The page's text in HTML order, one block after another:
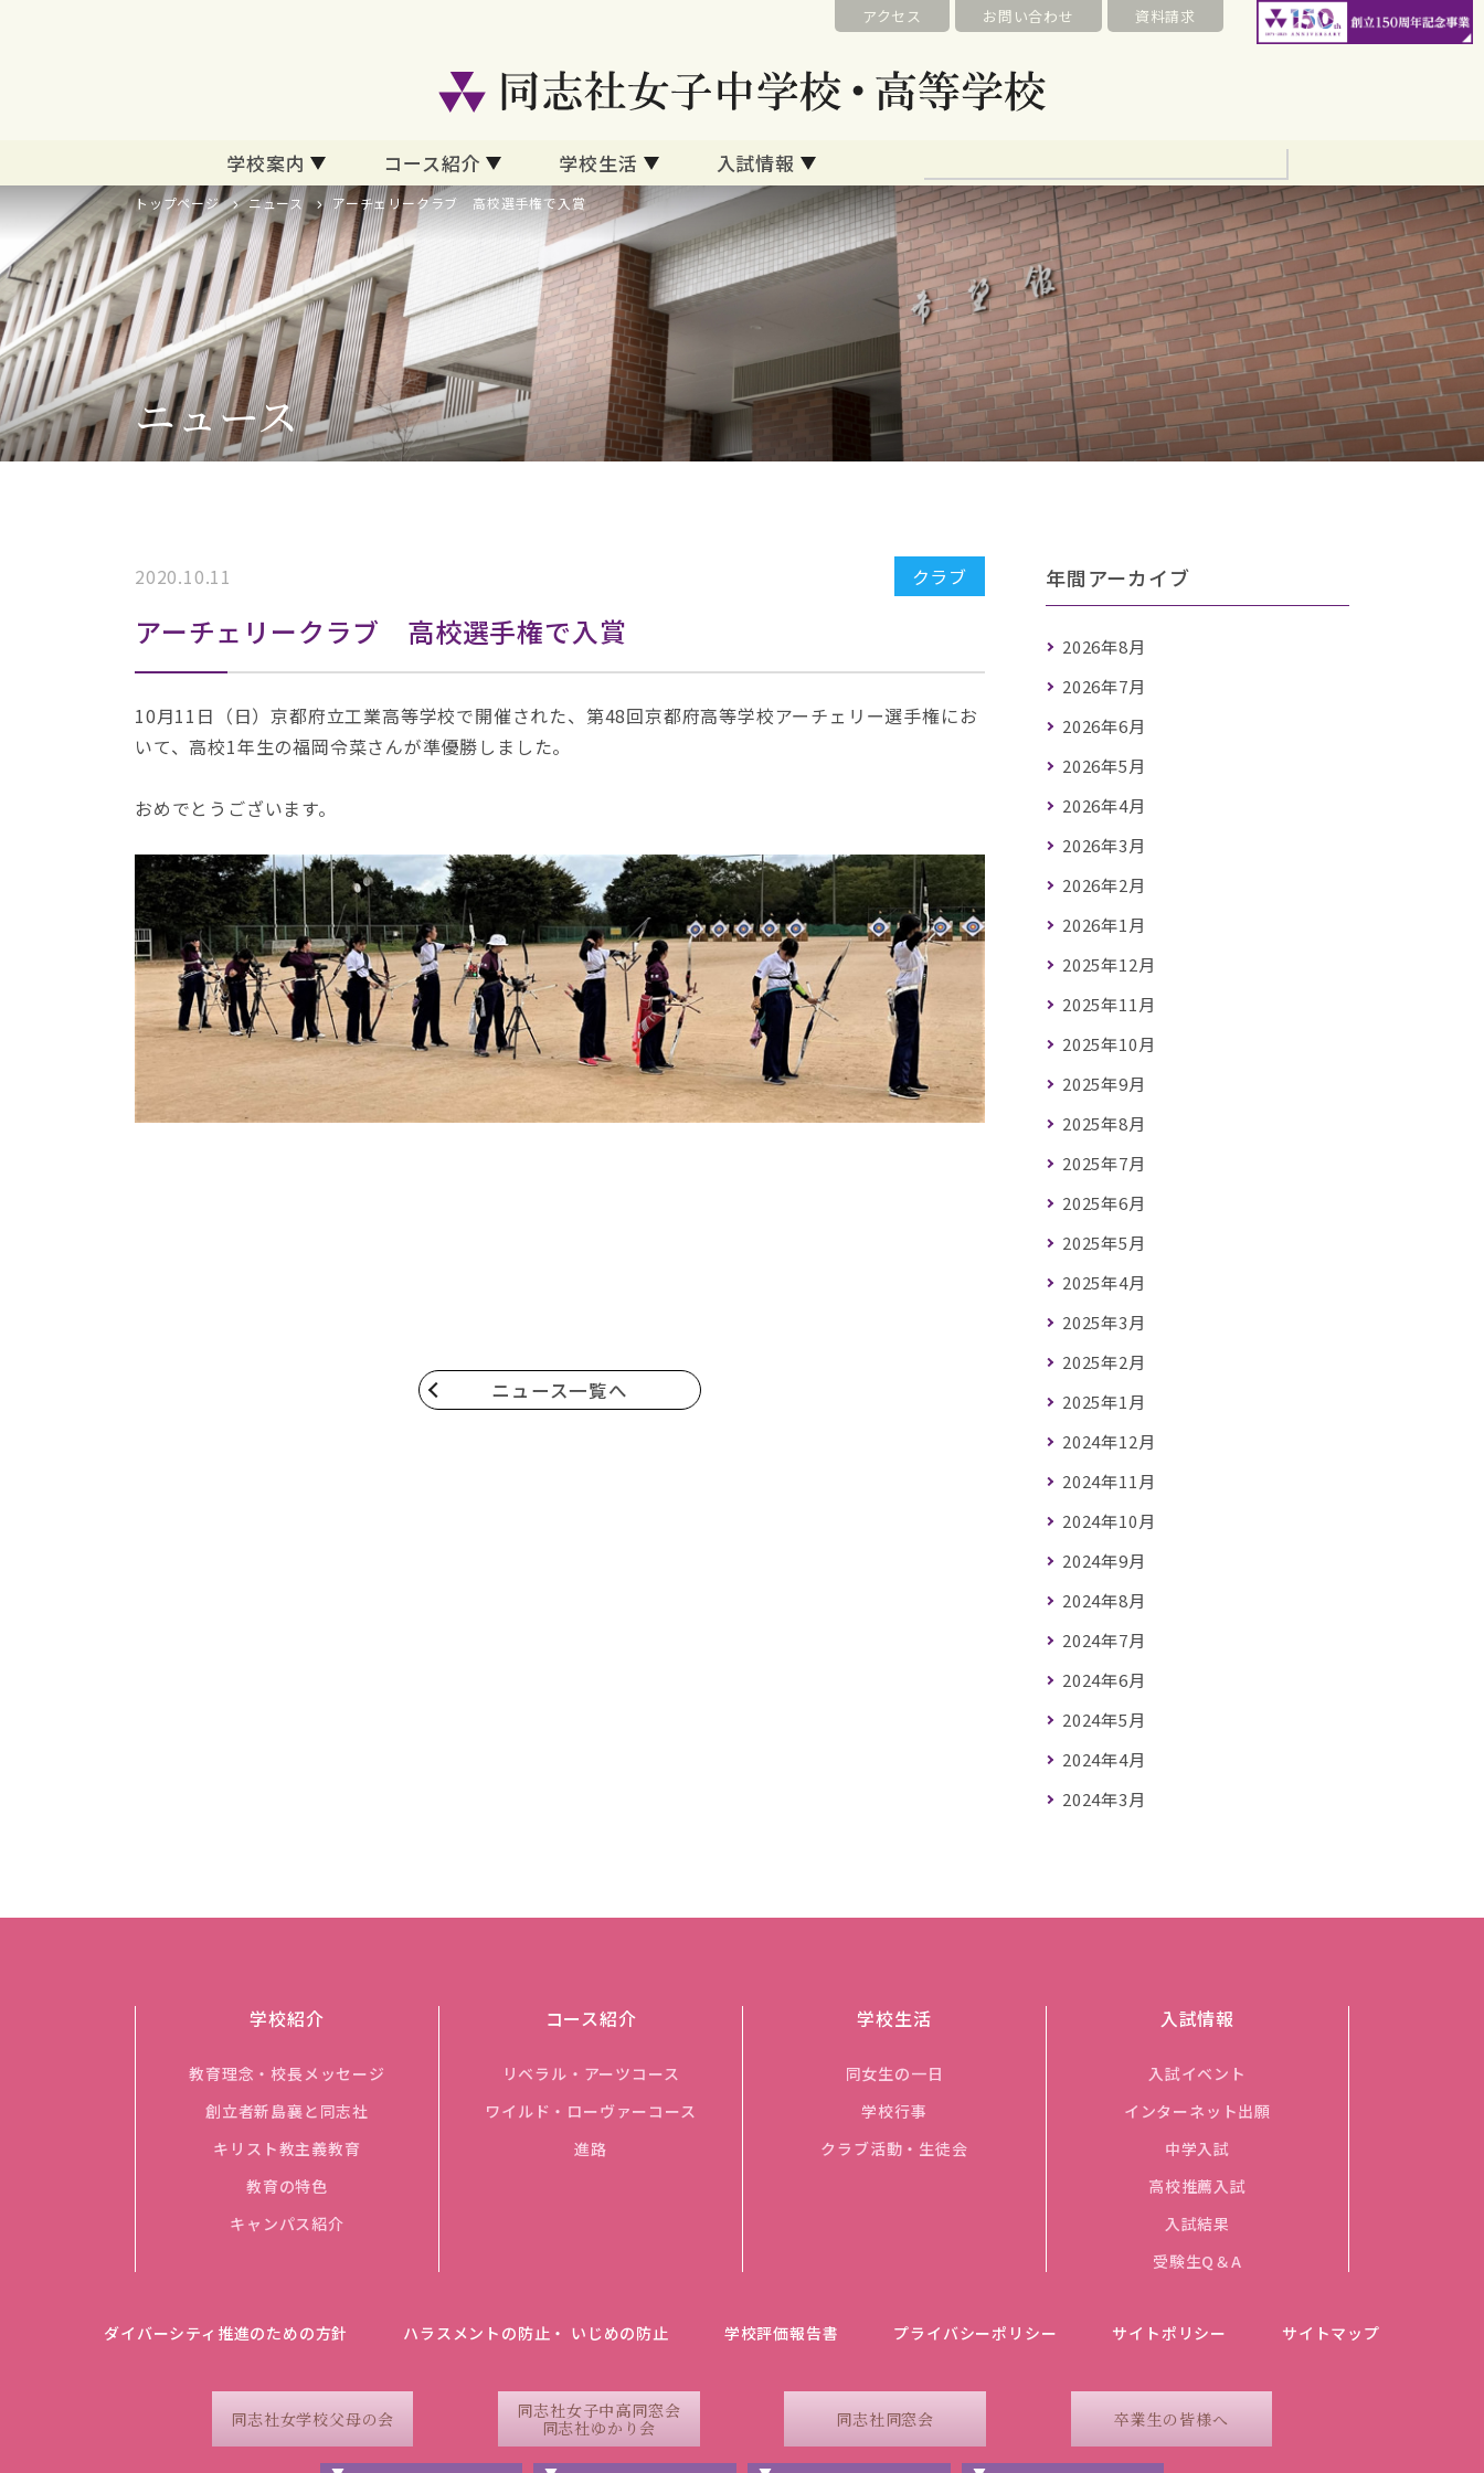
アクセス お問い合わせ 資料請求
学校案内 コース紹介 学校生活 入試情報
トップページ ニュース アーチェリークラブ 高校選手権で入賞
ニュース
2020.10.11 クラブ
アーチェリークラブ 高校選手権で入賞
10月11日（日）京都府立工業高等学校で開催された、第48回京都府高等学校アーチェリー選手権にお
いて、高校1年生の福岡令菜さんが準優勝しました。
おめでとうございます。
ニュース一覧へ
年間アーカイブ
2026年8月
2026年7月
2026年6月
2026年5月
2026年4月
2026年3月
2026年2月
2026年1月
2025年12月
2025年11月
2025年10月
2025年9月
2025年8月
2025年7月
2025年6月
2025年5月
2025年4月
2025年3月
2025年2月
2025年1月
2024年12月
2024年11月
2024年10月
2024年9月
2024年8月
2024年7月
2024年6月
2024年5月
2024年4月
2024年3月
学校紹介
教育理念・校長メッセージ
創立者新島襄と同志社
キリスト教主義教育
教育の特色
キャンパス紹介
コース紹介
リベラル・アーツコース
ワイルド・ローヴァーコース
進路
学校生活
同女生の一日
学校行事
クラブ活動・生徒会
入試情報
入試イベント
インターネット出願
中学入試
高校推薦入試
入試結果
受験生Q＆A
ダイバーシティ推進のための方針 ハラスメントの防止・ いじめの防止 学校評価報告書 プライバシーポリシー サイトポリシー サイトマップ
同志社女学校父母の会
同志社女子中高同窓会
同志社ゆかり会
同志社同窓会 卒業生の皆様へ